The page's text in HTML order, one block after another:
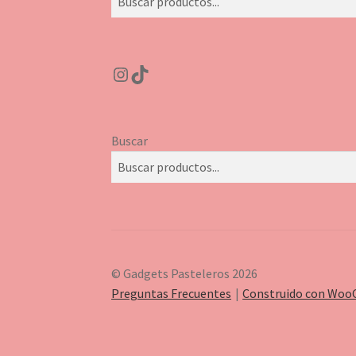
Instagram
TikTok
Buscar
© Gadgets Pasteleros 2026
Preguntas Frecuentes
Construido con